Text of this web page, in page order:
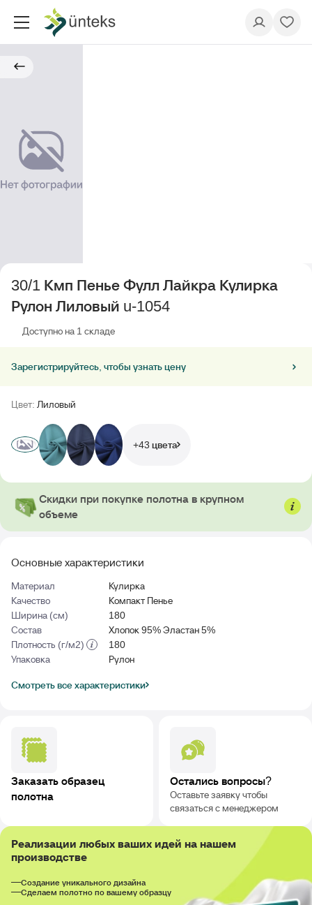
Основные характеристики
Материал
Кулирка
Качество
Компакт Пенье
Ширина (см)
180
Состав
Хлопок 95% Эластан 5%
Плотность (г/м2)
180
Упаковка
Рулон
Смотреть все характеристики
30/1 Кмп Пенье Фулл Лайкра Кулирка
Рулон Лиловый u-1054
Доступно на 1 складе
Зарегистрируйтесь, чтобы узнать цену
Цвет: Лиловый
+43 цвета
Скидки при покупке полотна в крупном
объеме
Заказать образец
полотна
Остались вопросы?
Оставьте заявку чтобы
связаться с менеджером
Реализации любых ваших идей на нашем
производстве
Создание уникального дизайна
Сделаем полотно по вашему образцу